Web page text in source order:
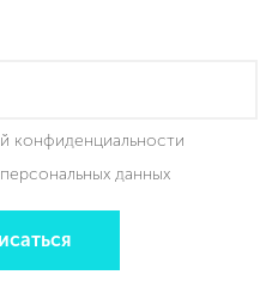
конфиденциальности
данных